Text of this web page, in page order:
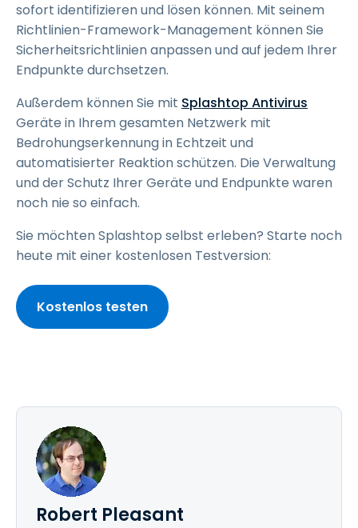
sofort identifizieren und lösen können. Mit seinem
Richtlinien-Framework-Management können Sie
Sicherheitsrichtlinien anpassen und auf jedem Ihrer
Endpunkte durchsetzen.
Außerdem können Sie mit Splashtop Antivirus
Geräte in Ihrem gesamten Netzwerk mit
Bedrohungserkennung in Echtzeit und
automatisierter Reaktion schützen. Die Verwaltung
und der Schutz Ihrer Geräte und Endpunkte waren
noch nie so einfach.
Sie möchten Splashtop selbst erleben? Starte noch
heute mit einer kostenlosen Testversion:
Kostenlos testen
Robert Pleasant